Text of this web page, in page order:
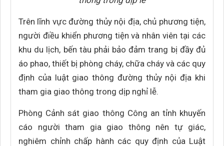
Trên lĩnh vực đường thủy nội địa, chủ phương tiện,
người điều khiển phương tiện và nhân viên tại các
khu du lịch, bến tàu phải bảo đảm trang bị đầy đủ
áo phao, thiết bị phòng cháy, chữa cháy và các quy
định của luật giao thông đường thủy nội địa khi
tham gia giao thông trong dịp nghỉ lễ.
Phòng Cảnh sát giao thông Công an tỉnh khuyến
cáo người tham gia giao thông nên tự giác,
nghiêm chỉnh chấp hành các quy định của Luật